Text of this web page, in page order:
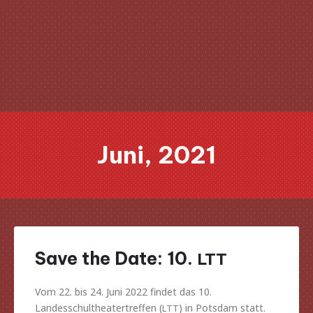
Juni, 2021
Save the Date: 10. LTT
Vom 22. bis 24. Juni 2022 findet das 10.
Landesschultheatertreffen (LTT) in Potsdam statt.